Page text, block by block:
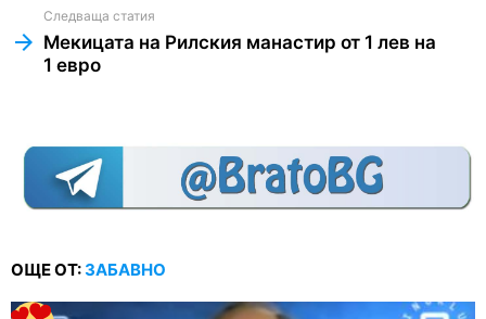
Следваща статия
Мекицата на Рилския манастир от 1 лев на
1 евро
ОЩЕ ОТ:ЗАБАВНО